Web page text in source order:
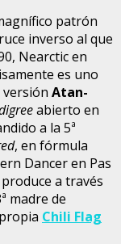
patrón
inverso al que
Nearctic en
es uno
versión Atan-
abierto en
a la 5ª
, en fórmula
Dancer en Pas
a través
madre de
Chili Flag